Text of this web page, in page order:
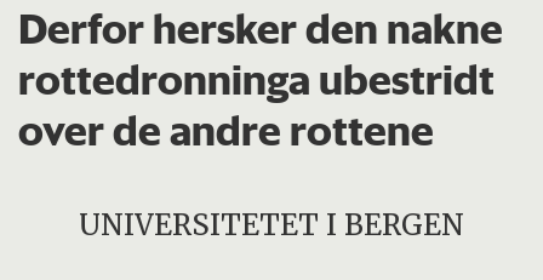
Derfor hersker den nakne
rottedronninga ubestridt
over de andre rottene
UNIVERSITETET I BERGEN